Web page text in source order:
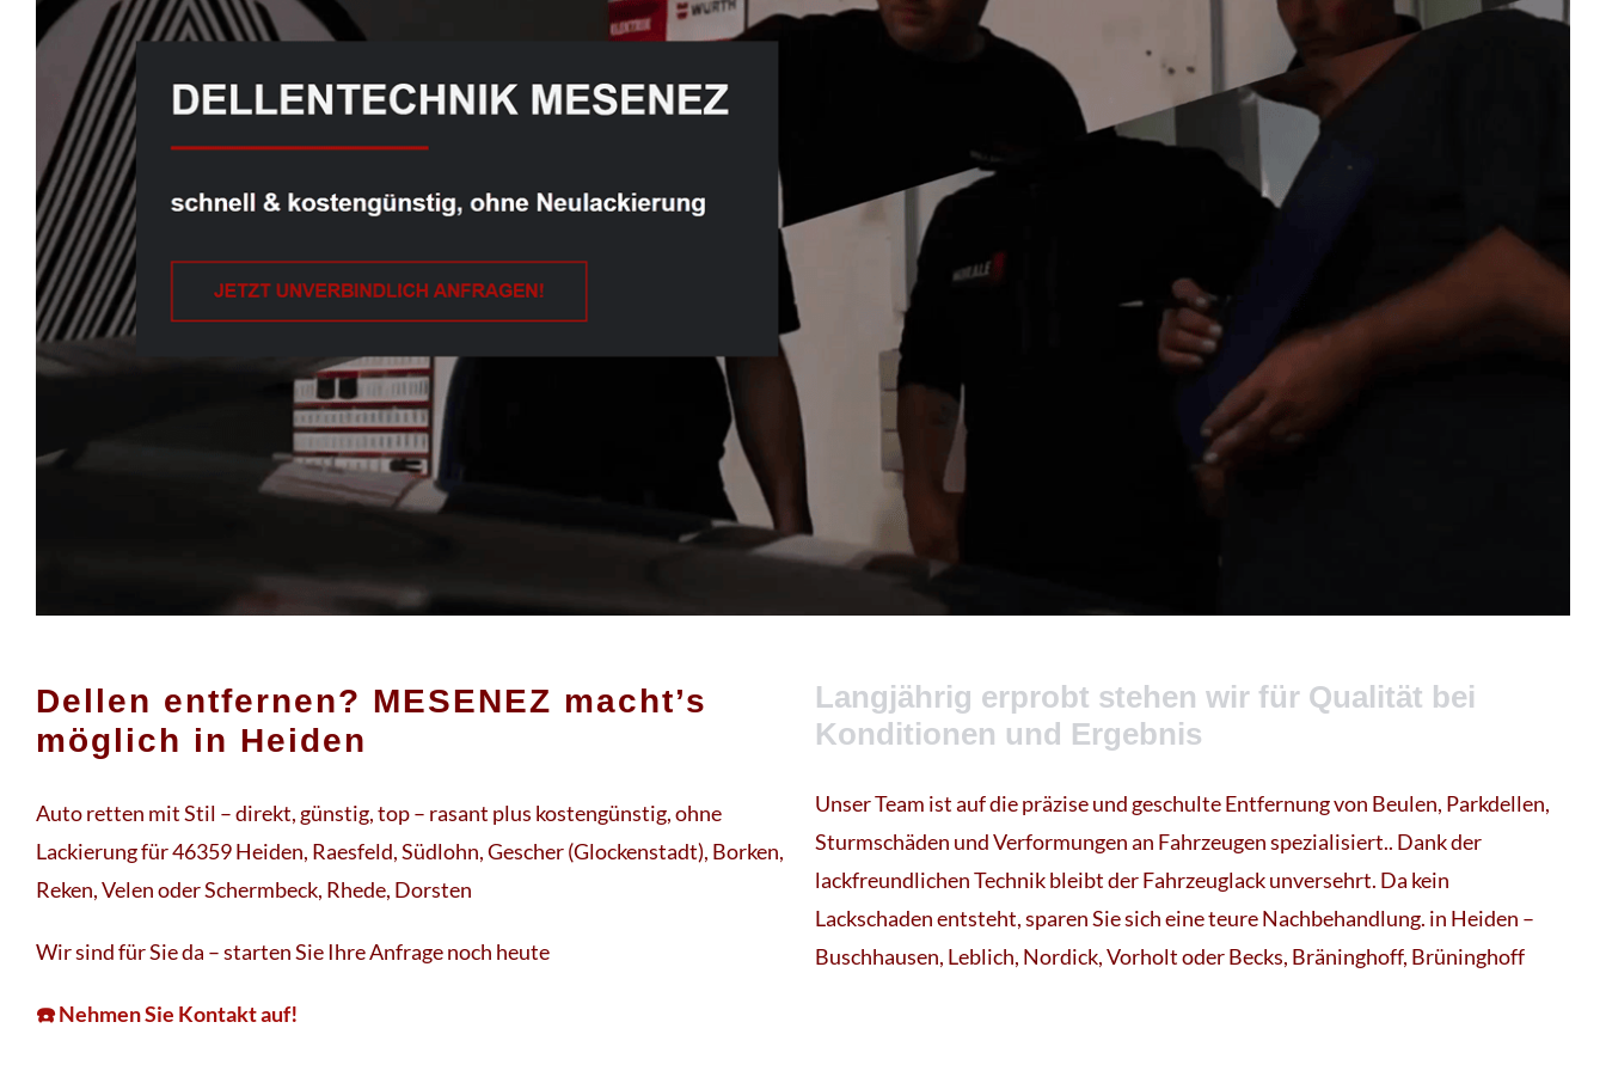
Dellen entfernen? MESENEZ macht’s
möglich in Heiden
Auto retten mit Stil – direkt, günstig, top – rasant plus kostengünstig, ohne
Lackierung für 46359 Heiden, Raesfeld, Südlohn, Gescher (Glockenstadt), Borken,
Reken, Velen oder Schermbeck, Rhede, Dorsten
Wir sind für Sie da – starten Sie Ihre Anfrage noch heute
☎️ Nehmen Sie Kontakt auf!
Langjährig erprobt stehen wir für Qualität bei
Konditionen und Ergebnis
Unser Team ist auf die präzise und geschulte Entfernung von Beulen, Parkdellen,
Sturmschäden und Verformungen an Fahrzeugen spezialisiert.. Dank der
lackfreundlichen Technik bleibt der Fahrzeuglack unversehrt. Da kein
Lackschaden entsteht, sparen Sie sich eine teure Nachbehandlung. in Heiden –
Buschhausen, Leblich, Nordick, Vorholt oder Becks, Bräninghoff, Brüninghoff